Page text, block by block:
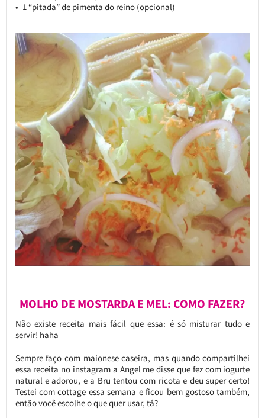
1 “pitada” de pimenta do reino (opcional)
MOLHO DE MOSTARDA E MEL: COMO FAZER?
Não existe receita mais fácil que essa: é só misturar tudo e
servir! haha
Sempre faço com maionese caseira, mas quando compartilhei
essa receita no instagram a Angel me disse que fez com iogurte
natural e adorou, e a Bru tentou com ricota e deu super certo!
Testei com cottage essa semana e ficou bem gostoso também,
então você escolhe o que quer usar, tá?